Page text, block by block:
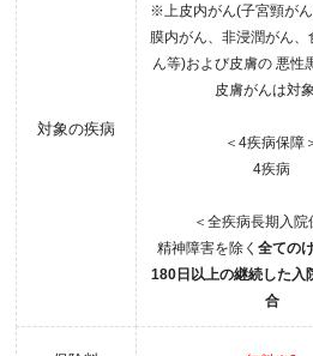
対象の疾病
※上皮内がん(子宮頸が
膜内がん、非浸潤がん
ん等)および皮膚の 悪性
皮膚がんは対
＜4疾病保障
4疾病
＜全疾病長期入院
精神障害を除く 全ての
180日以上の継続した入
合